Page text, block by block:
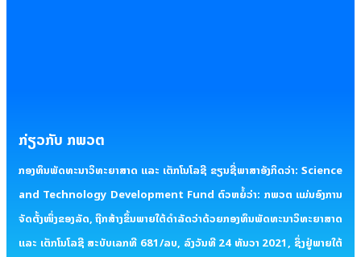
ກ່ຽວກັບ ກພວຕ
ກອງທຶນພັດທະນາວິທະຍາສາດ ແລະ ເຕັກໂນໂລຊີ ຂຽນຊື່ພາສາອັງກິດວ່າ: Science
and Technology Development Fund ຕົວຫຍໍ້ວ່າ: ກພວຕ ແມ່ນອົງການ
ຈັດຕັ້ງໜຶ່ງຂອງລັດ, ຖືກສ້າງຂຶ້ນພາຍໃຕ້ດໍາລັດວ່າດ້ວຍກອງທຶນພັດທະນາວິທະຍາສາດ
ແລະ ເຕັກໂນໂລຊີ ສະບັບເລກທີ 681/ລບ, ລົງວັນທີ 24 ທັນວາ 2021, ຊຶ່ງຢູ່ພາຍໃຕ້